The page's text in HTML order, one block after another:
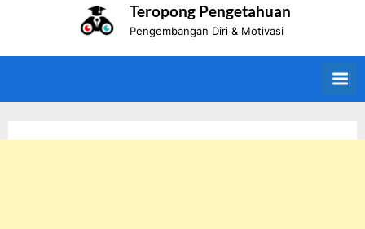
Teropong Pengetahuan
Pengembangan Diri & Motivasi